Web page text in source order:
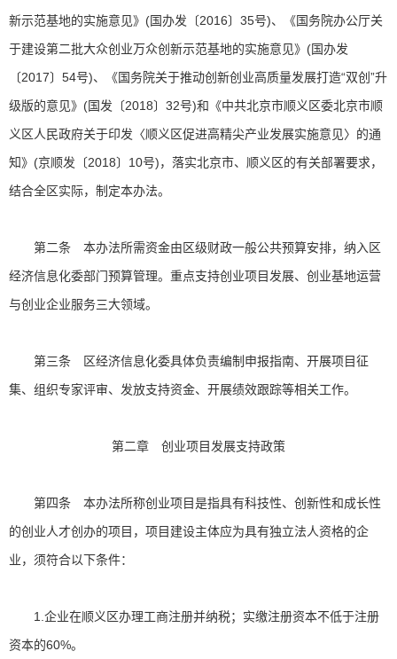
新示范基地的实施意见》(国办发〔2016〕35号)、《国务院办公厅关
于建设第二批大众创业万众创新示范基地的实施意见》(国办发
〔2017〕54号)、《国务院关于推动创新创业高质量发展打造“双创”升
级版的意见》(国发〔2018〕32号)和《中共北京市顺义区委北京市顺
义区人民政府关于印发〈顺义区促进高精尖产业发展实施意见〉的通
知》(京顺发〔2018〕10号)，落实北京市、顺义区的有关部署要求，
结合全区实际，制定本办法。
第二条 本办法所需资金由区级财政一般公共预算安排，纳入区
经济信息化委部门预算管理。重点支持创业项目发展、创业基地运营
与创业企业服务三大领域。
第三条 区经济信息化委具体负责编制申报指南、开展项目征
集、组织专家评审、发放支持资金、开展绩效跟踪等相关工作。
第二章 创业项目发展支持政策
第四条 本办法所称创业项目是指具有科技性、创新性和成长性
的创业人才创办的项目，项目建设主体应为具有独立法人资格的企
业，须符合以下条件：
1.企业在顺义区办理工商注册并纳税；实缴注册资本不低于注册
资本的60%。